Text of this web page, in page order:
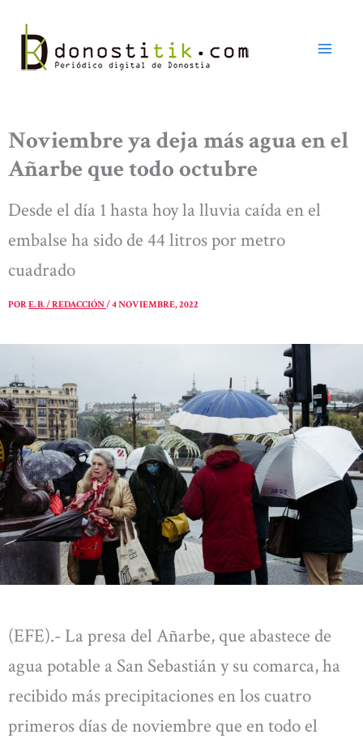
contenido
Noviembre ya deja más agua en el
Añarbe que todo octubre
Desde el día 1 hasta hoy la lluvia caída en el
embalse ha sido de 44 litros por metro
cuadrado
PORE. B. / REDACCIÓN/4 NOVIEMBRE, 2022
(EFE).- La presa del Añarbe, que abastece de
agua potable a San Sebastián y su comarca, ha
recibido más precipitaciones en los cuatro
primeros días de noviembre que en todo el